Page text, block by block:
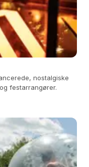
nostalgiske
festarrangører.